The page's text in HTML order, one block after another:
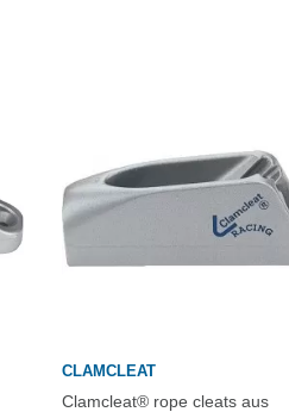
CLAMCLEAT
Clamcleat® rope cleats aus